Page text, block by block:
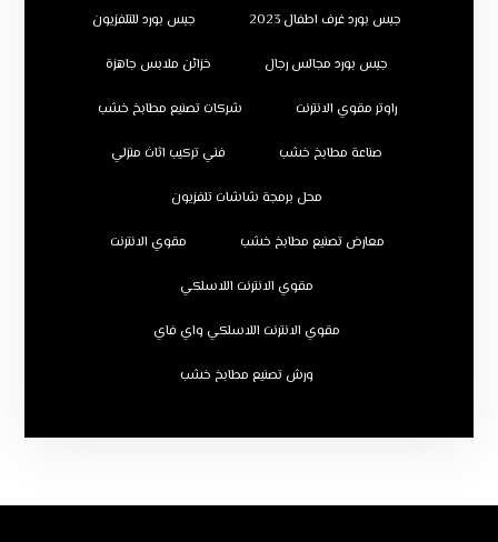
جبس بورد غرف اطفال 2023 جبس بورد للتلفزيون
جبس بورد مجالس رجال خزائن ملابس جاهزة
راوتر مقوي الانترنت شركات تصنيع مطابخ خشب
صناعة مطابخ خشب فني تركيب اثاث منزلي
محل برمجة شاشات تلفزيون
معارض تصنيع مطابخ خشب مقوي الانترنت
مقوي الانترنت اللاسلكي
مقوي الانترنت اللاسلكي واي فاي
ورش تصنيع مطابخ خشب